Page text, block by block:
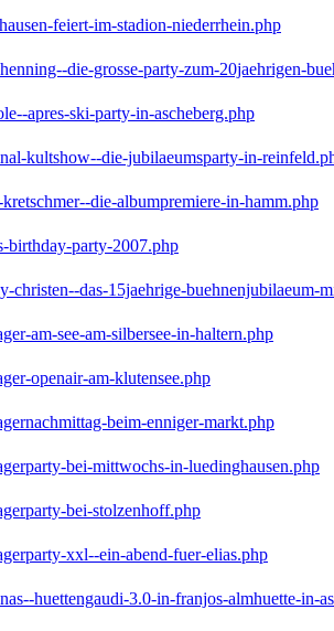
feiert-im-stadion-niederrhein.php
die-grosse-party-zum-20jaehrigen-
apres-ski-party-in-ascheberg.php
kultshow--die-jubilaeumsparty-in-
kretschmer--die-albumpremiere-in-hamm.php
birthday-party-2007.php
christen--das-15jaehrige-buehnenjubilaeum-
am-see-am-silbersee-in-haltern.php
openair-am-klutensee.php
beim-enniger-markt.php
bei-mittwochs-in-luedinghausen.php
bei-stolzenhoff.php
xxl--ein-abend-fuer-elias.php
huettengaudi-3.0-in-franjos-almhuette-in-